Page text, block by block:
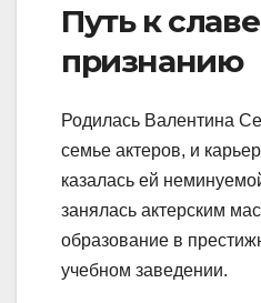
Путь к
признанию
Родилась Валентина
семье актеров, и
казалась ей
занялась актерским
образование в
учебном заведении.